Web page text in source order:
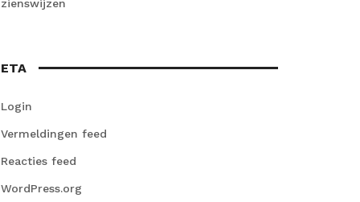
zienswijzen
Login
Vermeldingen feed
Reacties feed
WordPress.org